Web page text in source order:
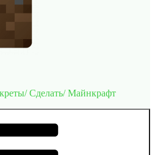
Сделать/ Майнкрафт